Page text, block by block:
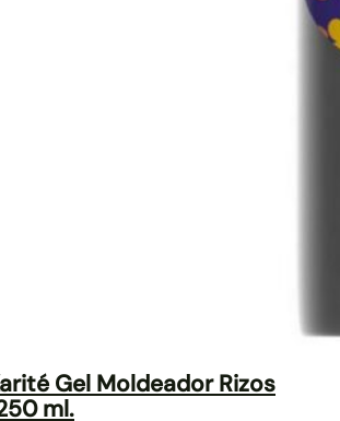
Gel Moldeador Rizos
ml.